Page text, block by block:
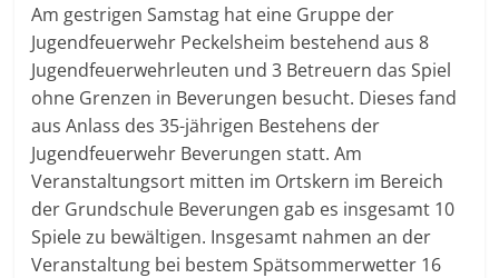
Am gestrigen Samstag hat eine Gruppe der
Jugendfeuerwehr Peckelsheim bestehend aus 8
Jugendfeuerwehrleuten und 3 Betreuern das Spiel
ohne Grenzen in Beverungen besucht. Dieses fand
aus Anlass des 35-jährigen Bestehens der
Jugendfeuerwehr Beverungen statt. Am
Veranstaltungsort mitten im Ortskern im Bereich
der Grundschule Beverungen gab es insgesamt 10
Spiele zu bewältigen. Insgesamt nahmen an der
Veranstaltung bei bestem Spätsommerwetter 16